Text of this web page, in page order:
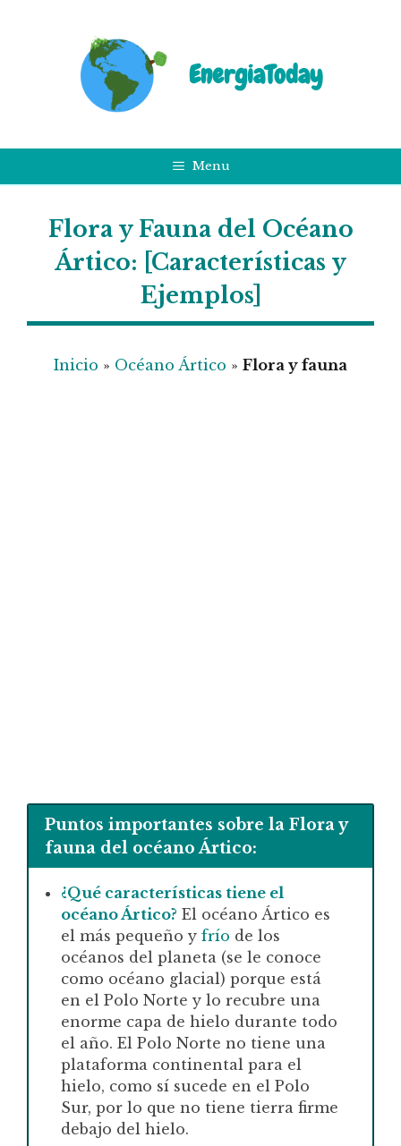
EnergiaToday
Menu
Flora y Fauna del Océano
Ártico: [Características y
Ejemplos]
Inicio » Océano Ártico » Flora y fauna
Puntos importantes sobre la Flora y
fauna del océano Ártico:
¿Qué características tiene el
océano Ártico? El océano Ártico es
el más pequeño y frío de los
océanos del planeta (se le conoce
como océano glacial) porque está
en el Polo Norte y lo recubre una
enorme capa de hielo durante todo
el año. El Polo Norte no tiene una
plataforma continental para el
hielo, como sí sucede en el Polo
Sur, por lo que no tiene tierra firme
debajo del hielo.